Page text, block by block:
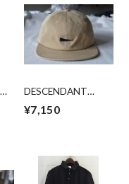
DESCENDANT
¥7,150